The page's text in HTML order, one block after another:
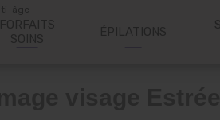
âge
FORFAITS
SOINS
ÉPILATIONS